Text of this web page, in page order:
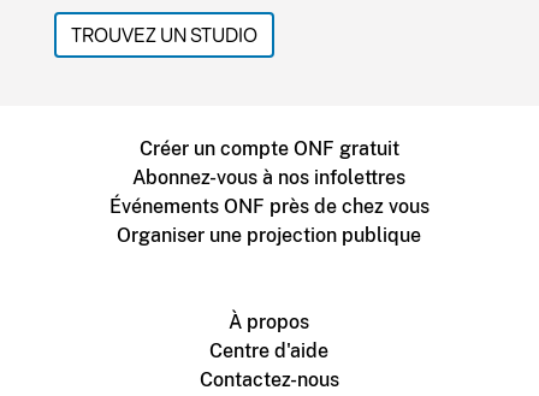
TROUVEZ UN STUDIO
Créer un compte ONF gratuit
Abonnez-vous à nos infolettres
Événements ONF près de chez vous
Organiser une projection publique
À propos
Centre d'aide
Contactez-nous